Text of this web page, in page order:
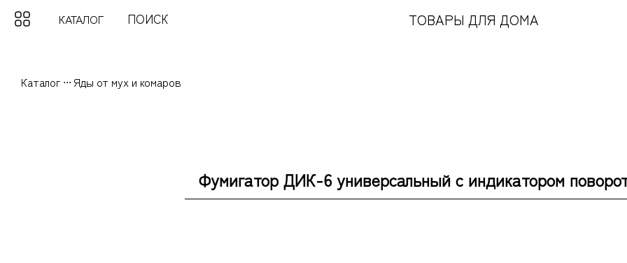
КАТАЛОГ ТОВАРЫ ДЛЯ ДОМА
Каталог ... Яды от мух и комаров
Фумигатор ДИК-6 универсальный с индикатором